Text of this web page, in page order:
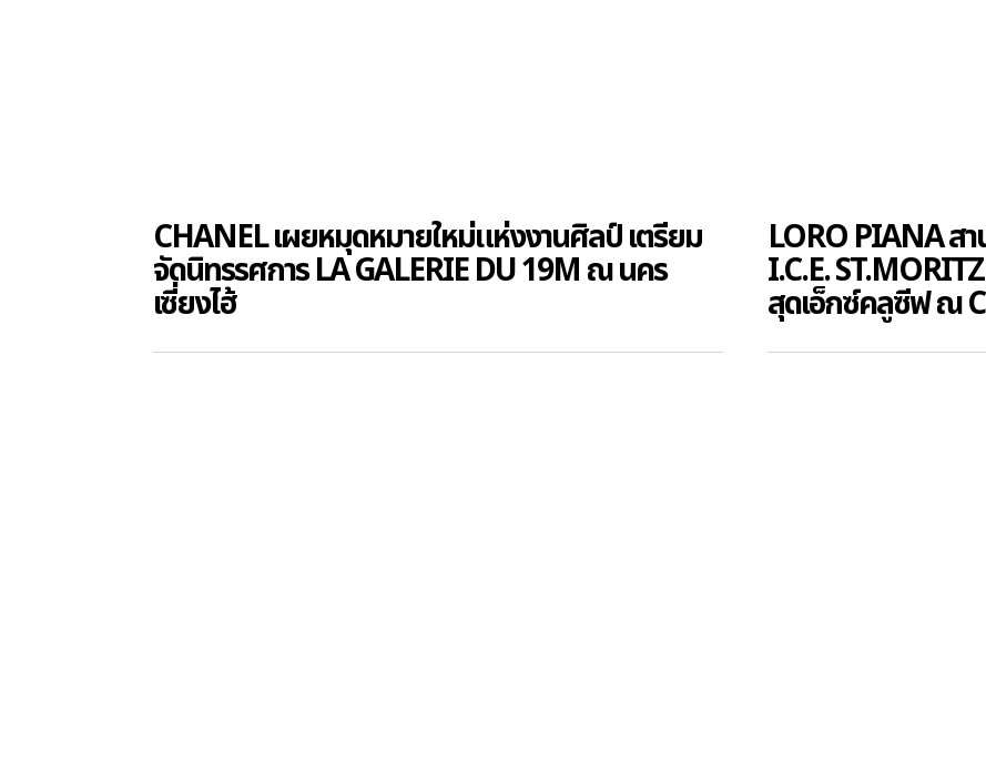
CHANEL เผยหมุดหมายใหม่แห่งงานศิลป์ เตรียม
จัดนิทรรศการ LA GALERIE DU 19M ณ นคร
เซี่ยงไฮ้
LORO PIANA ส
I.C.E.
สุดเอ็กซ์คลูซีฟ ณ